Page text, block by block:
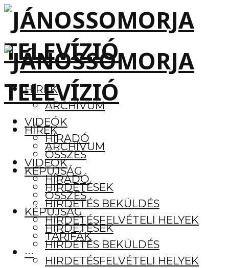
HÍREK
ARCHÍVUM
VIDEÓK
HÍRADÓ
ÖSSZES
KÉPÚJSÁG
HIRDETÉSEK
HIRDETÉS BEKÜLDÉS
HIRDETÉSFELVÉTELI HELYEK
TARIFÁK
···
HÍREK
ARCHÍVUM
VIDEÓK
HÍRADÓ
ÖSSZES
KÉPÚJSÁG
HIRDETÉSEK
HIRDETÉS BEKÜLDÉS
HIRDETÉSFELVÉTELI HELYEK